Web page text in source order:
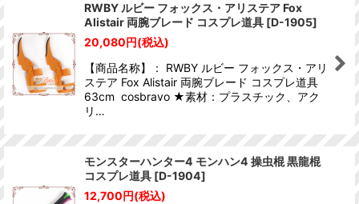
RWBY ルビー フォックス・アリステア Fox
Alistair 両腕ブレード コスプレ道具 [D-1905]
20,080円(税込)
【商品名称】： RWBY ルビー フォックス・アリ
ステア Fox Alistair 両腕ブレード コスプレ道具
63cm cosbravo ★素材：プラスチック、アク
リ…
モンスターハンター4 モンハン4 操虫棍 黒龍棍
コスプレ道具 [D-1904]
12,700円(税込)